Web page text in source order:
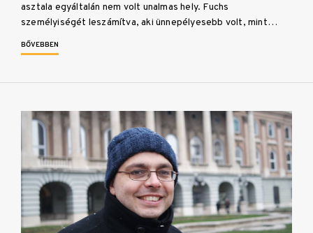
asztala egyáltalán nem volt unalmas hely. Fuchs
személyiségét leszámítva, aki ünnepélyesebb volt, mint…
BŐVEBBEN